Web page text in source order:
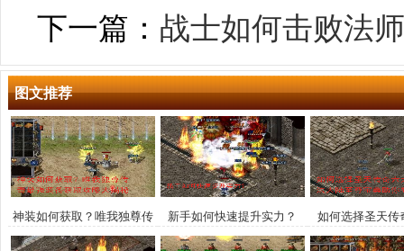
下一篇： 战士如何击败法
图文推荐
神装如何获取？唯我独尊传
奇最强装备获取攻略大揭秘
新手如何快速提升实力？
如何选择圣天传
业？玛法大陆至